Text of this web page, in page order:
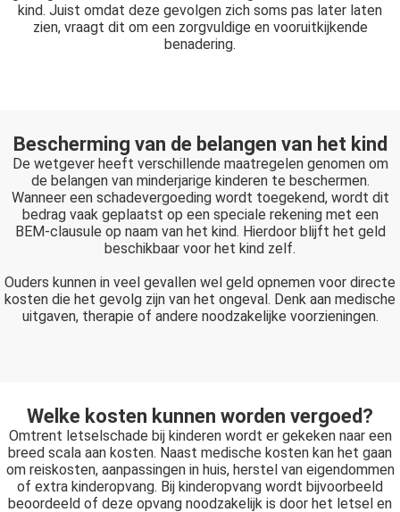
kind. Juist omdat deze gevolgen zich soms pas later laten
zien, vraagt dit om een zorgvuldige en vooruitkijkende
benadering.
Bescherming van de belangen van het kind
De wetgever heeft verschillende maatregelen genomen om
de belangen van minderjarige kinderen te beschermen.
Wanneer een schadevergoeding wordt toegekend, wordt dit
bedrag vaak geplaatst op een speciale rekening met een
BEM-clausule op naam van het kind. Hierdoor blijft het geld
beschikbaar voor het kind zelf.
Ouders kunnen in veel gevallen wel geld opnemen voor directe
kosten die het gevolg zijn van het ongeval. Denk aan medische
uitgaven, therapie of andere noodzakelijke voorzieningen.
Welke kosten kunnen worden vergoed?
Omtrent letselschade bij kinderen wordt er gekeken naar een
breed scala aan kosten. Naast medische kosten kan het gaan
om reiskosten, aanpassingen in huis, herstel van eigendommen
of extra kinderopvang. Bij kinderopvang wordt bijvoorbeeld
beoordeeld of deze opvang noodzakelijk is door het letsel en